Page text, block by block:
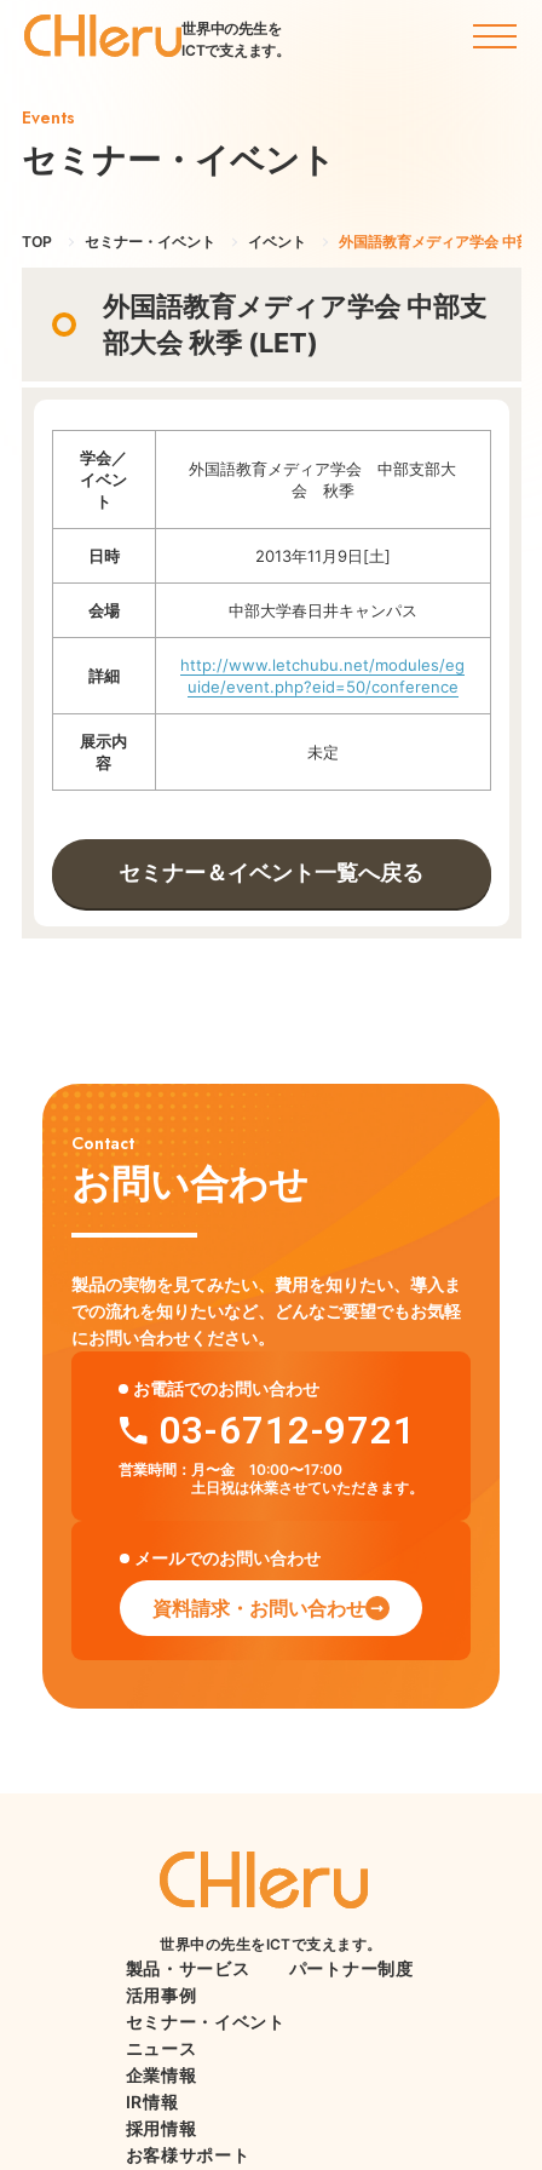
世界中の先生を
ICTで支えます。
Events
セミナー・イベント
TOP セミナー・イベント イベント 外国語教育メディア学会 中部
外国語教育メディア学会 中部支
部大会 秋季 (LET)
学会／
イベン
ト
外国語教育メディア学会 中部支部大
会 秋季
日時 2013年11月9日[土]
会場 中部大学春日井キャンパス
詳細
http://www.letchubu.net/modules/eg
uide/event.php?eid=50/conference
展示内
容
未定
セミナー＆イベント一覧へ戻る
Contact
お問い合わせ
製品の実物を見てみたい、費用を知りたい、導入ま
での流れを知りたいなど、
どんなご要望でもお気軽
にお問い合わせください。
お電話でのお問い合わせ
03-6712-9721
営業時間： 月〜金 10:00〜17:00
土日祝は休業させていただきます。
メールでのお問い合わせ
資料請求・お問い合わせ
世界中の先生をICTで支えます。
製品・サービス
活用事例
セミナー・イベント
ニュース
企業情報
IR情報
採用情報
お客様サポート
パートナー制度